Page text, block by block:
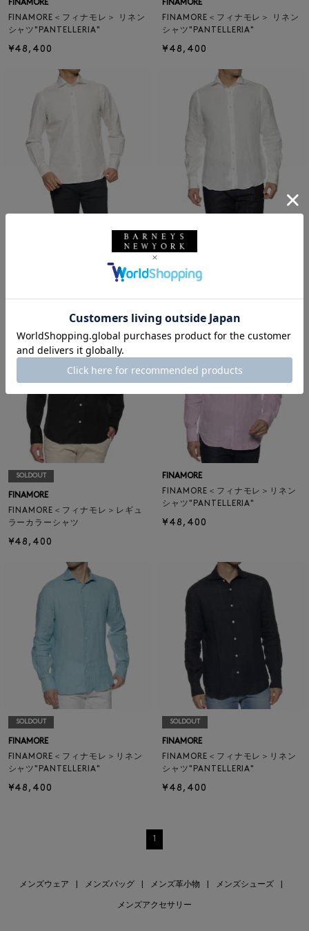
FINAMORE
FINAMORE＜フィナモレ＞ リネン
シャツ"PANTELLERIA"
¥48,400
FINAMORE
FINAMORE＜フィナモレ＞ リネン
シャツ"PANTELLERIA"
¥48,400
FINAMORE＜フィナモレ＞コット
FINAMORE
FINAMORE＜フィナモレ＞リネン
¥48,400
SOLDOUT
FINAMORE
FINAMORE＜フィナモレ＞レギュ
ラーカラーシャツ
¥48,400
FINAMORE
FINAMORE＜フィナモレ＞リネン
シャツ"PANTELLERIA"
¥48,400
SOLDOUT
FINAMORE
FINAMORE＜フィナモレ＞リネン
シャツ"PANTELLERIA"
¥48,400
SOLDOUT
FINAMORE
FINAMORE＜フィナモレ＞リネン
シャツ"PANTELLERIA"
¥48,400
1
メンズウェア メンズバッグ メンズ革小物 メンズシューズ
メンズアクセサリー